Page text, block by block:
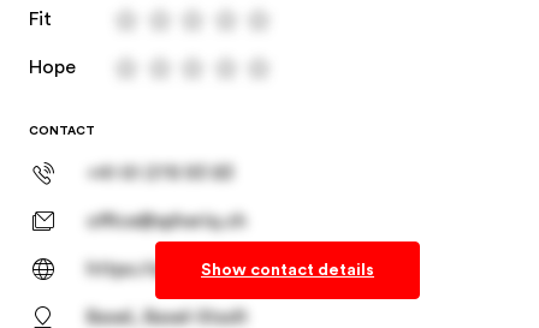
Fit
Hope
CONTACT
office@spheriq.ch
https://spheriq.ch/
Basel, Basel-Stadt
Show contact details